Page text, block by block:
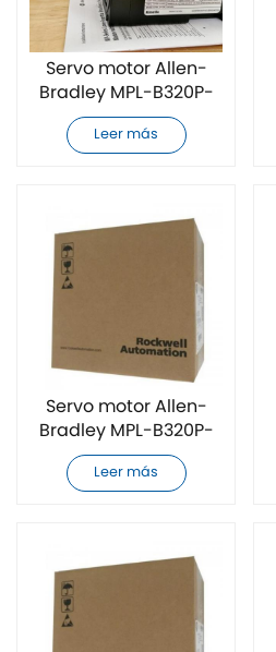
Servo motor Allen-
Bradley MPL-B320P-
SJ74AA totalmente
nuevo
Leer más
Servo motor Allen-
Bradley MPL-B320P-
RK74AA totalmente
nuevo
Leer más